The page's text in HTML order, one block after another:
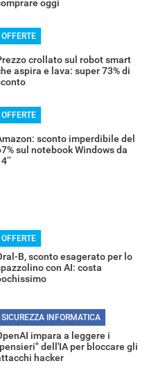
oggi
OFFERTE
crollato sul robot smart
aspira e lava: super 73% di
OFFERTE
sconto imperdibile del
sul notebook Windows da
OFFERTE
B, sconto esagerato per lo
con AI: costa
SICUREZZA INFORMATICA
impara a leggere i
dell'IA per bloccare gli
hacker